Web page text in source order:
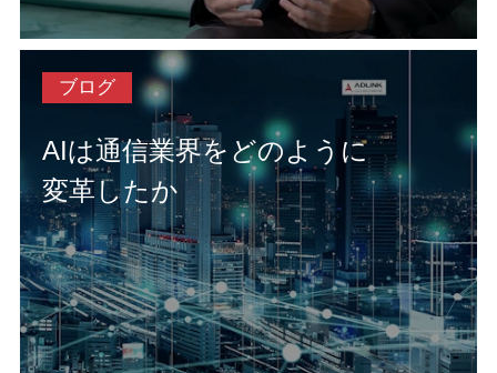
ブログ
AIは通信業界をどのように
変革したか